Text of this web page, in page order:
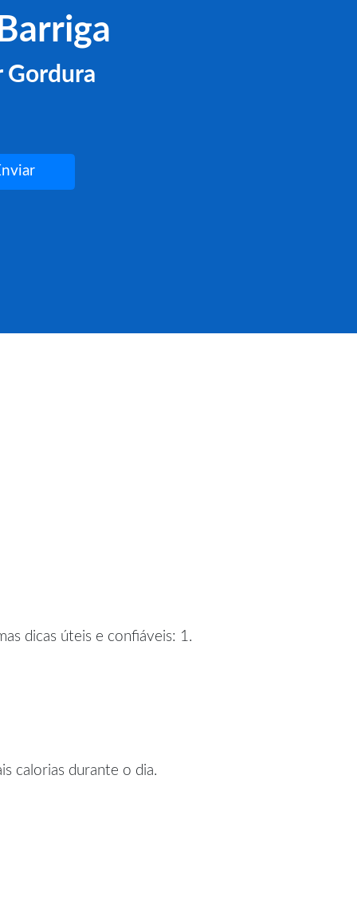
Gordura
dicas úteis e confiáveis: 1.
calorias durante o dia.